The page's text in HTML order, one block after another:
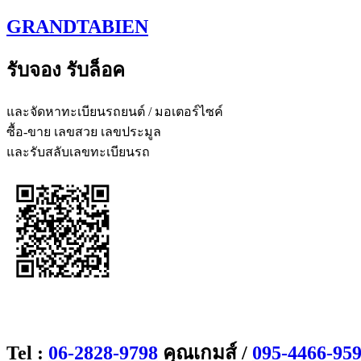
Skip
to
GRANDTABIEN
รับจอง รับล็อค
และจัดหาทะเบียนรถยนต์ / มอเตอร์ไซค์
ซื้อ-ขาย เลขสวย เลขประมูล
และรับสลับเลขทะเบียนรถ
Tel : 06-2828-9798 คุณเกมส์ / 095-4466-959